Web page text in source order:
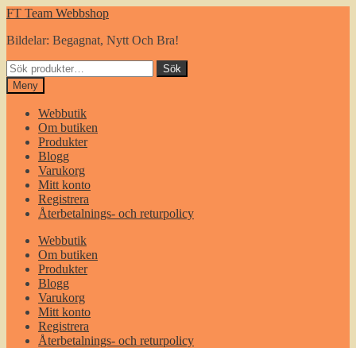
Hoppa
navigering
Gå
innehåll
FT Team Webbshop
Bildelar: Begagnat, Nytt Och Bra!
Sök
efter:
Sök
Meny
Webbutik
Om butiken
Produkter
Blogg
Varukorg
Mitt konto
Registrera
Återbetalnings- och returpolicy
Webbutik
Om butiken
Produkter
Blogg
Varukorg
Mitt konto
Registrera
Återbetalnings- och returpolicy